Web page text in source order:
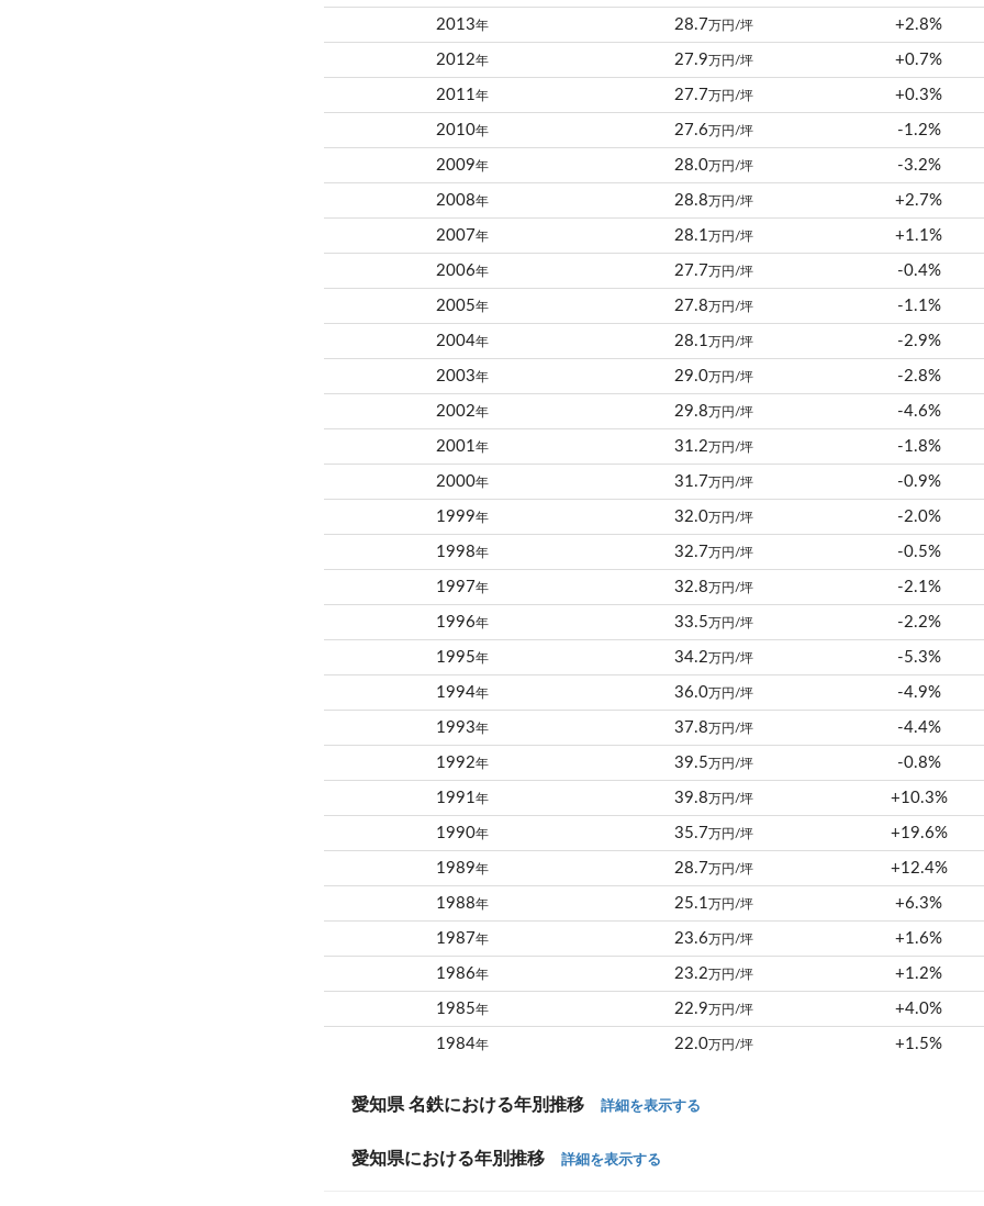
2013年 28.7万円/坪 +2.8%
2012年 27.9万円/坪 +0.7%
2011 年 27.7万円/坪 +0.3%
2010年 27.6万円/坪 -1.2%
2009年 28.0万円/坪 -3.2%
2008年 28.8万円/坪 +2.7%
2007年 28.1万円/坪 +1.1%
2006年 27.7万円/坪 -0.4%
2005年 27.8万円/坪 -1.1%
2004年 28.1万円/坪 -2.9%
2003年 29.0万円/坪 -2.8%
2002年 29.8万円/坪 -4.6%
2001 年 31.2万円/坪 -1.8%
2000年 31.7万円/坪 -0.9%
1999年 32.0万円/坪 -2.0%
1998年 32.7万円/坪 -0.5%
1997年 32.8万円/坪 -2.1%
1996年 33.5万円/坪 -2.2%
1995年 34.2万円/坪 -5.3%
1994年 36.0万円/坪 -4.9%
1993年 37.8万円/坪 -4.4%
1992年 39.5万円/坪 -0.8%
1991 年 39.8万円/坪 +10.3%
1990年 35.7万円/坪 +19.6%
1989年 28.7万円/坪 +12.4%
1988年 25.1万円/坪 +6.3%
1987年 23.6万円/坪 +1.6%
1986年 23.2万円/坪 +1.2%
1985年 22.9万円/坪 +4.0%
1984年 22.0万円/坪 +1.5%
愛知県 名鉄における年別推移 詳細を表示する
愛知県における年別推移 詳細を表示する